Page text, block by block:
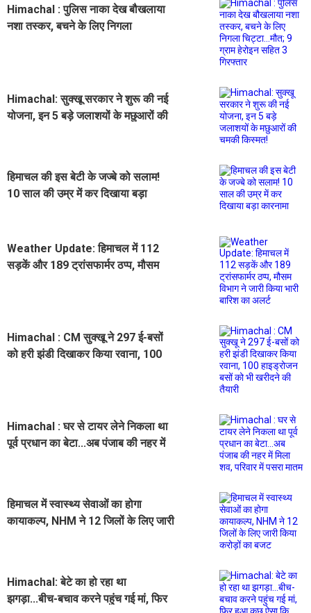
Himachal : पुलिस नाका देख बौखलाया
नशा तस्कर, बचने के लिए निगला
Himachal: सुक्खू सरकार ने शुरू की नई
योजना, इन 5 बड़े जलाशयों के मछुआरों की
हिमाचल की इस बेटी के जज्बे को सलाम!
10 साल की उम्र में कर दिखाया बड़ा
Weather Update: हिमाचल में 112
सड़कें और 189 ट्रांसफार्मर ठप्प, मौसम
Himachal : CM सुक्खू ने 297 ई-बसों
को हरी झंडी दिखाकर किया रवाना, 100
Himachal : घर से टायर लेने निकला था
पूर्व प्रधान का बेटा...अब पंजाब की नहर में
हिमाचल में स्वास्थ्य सेवाओं का होगा
कायाकल्प, NHM ने 12 जिलों के लिए जारी
Himachal: बेटे का हो रहा था
झगड़ा...बीच-बचाव करने पहुंच गई मां, फिर